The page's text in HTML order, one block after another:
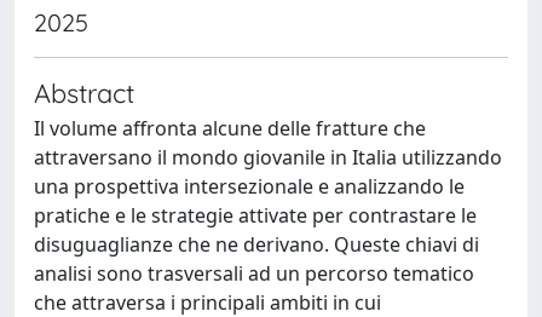
2025
Abstract
Il volume affronta alcune delle fratture che
attraversano il mondo giovanile in Italia utilizzando
una prospettiva intersezionale e analizzando le
pratiche e le strategie attivate per contrastare le
disuguaglianze che ne derivano. Queste chiavi di
analisi sono trasversali ad un percorso tematico
che attraversa i principali ambiti in cui